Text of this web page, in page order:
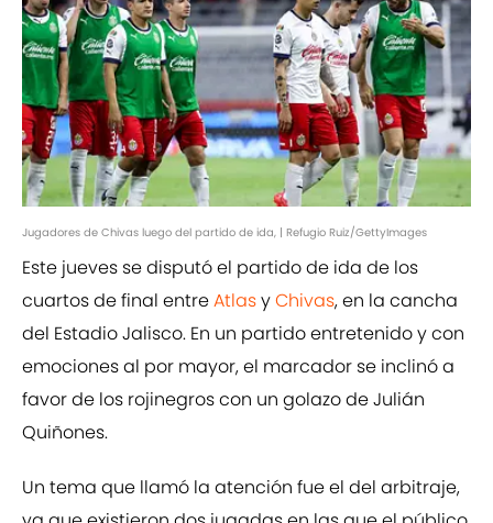
Jugadores de Chivas luego del partido de ida, | Refugio Ruiz/GettyImages
Este jueves se disputó el partido de ida de los
cuartos de final entreAtlasyChivas, en la cancha
del Estadio Jalisco. En un partido entretenido y con
emociones al por mayor, el marcador se inclinó a
favor de los rojinegros con un golazo de Julián
Quiñones.
Un tema que llamó la atención fue el del arbitraje,